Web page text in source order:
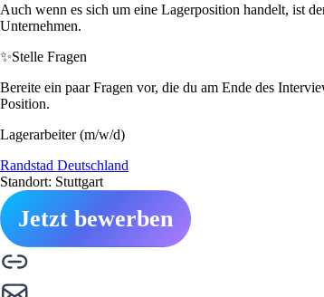
Auch wenn es sich um eine Lagerposition handelt, ist
Unternehmen.
✨Stelle Fragen
Bereite ein paar Fragen vor, die du am Ende des
Position.
Lagerarbeiter (m/w/d)
Randstad Deutschland
Standort: Stuttgart
Jetzt bewerben